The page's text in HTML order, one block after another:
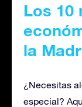
Los 10
la
¿Necesitas
especial?